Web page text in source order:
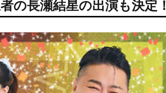
の⻑瀬結星の出演も決定！